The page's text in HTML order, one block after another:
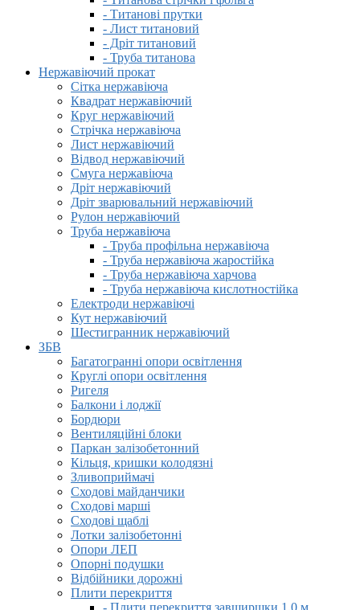
- Титанові прутки
- Лист титановий
- Дріт титановий
- Труба титанова
Нержавіючий прокат
Сітка нержавіюча
Квадрат нержавіючий
Круг нержавіючий
Стрічка нержавіюча
Лист нержавіючий
Відвод нержавіючий
Смуга нержавіюча
Дріт нержавіючий
Дріт зварювальний нержавіючий
Рулон нержавіючий
Труба нержавіюча
- Труба профільна нержавіюча
- Труба нержавіюча жаростійка
- Труба нержавіюча харчова
- Труба нержавіюча кислотностійка
Електроди нержавіючі
Кут нержавіючий
Шестигранник нержавіючий
ЗБВ
Багатогранні опори освітлення
Круглі опори освітлення
Ригеля
Балкони і лоджії
Бордюри
Вентиляційні блоки
Паркан залізобетонний
Кільця, кришки колодязні
Зливоприймачі
Сходові майданчики
Сходові марші
Сходові щаблі
Лотки залізобетонні
Опори ЛЕП
Опорні подушки
Відбійники дорожні
Плити перекриття
- Плити перекриття завширшки 1,0 м